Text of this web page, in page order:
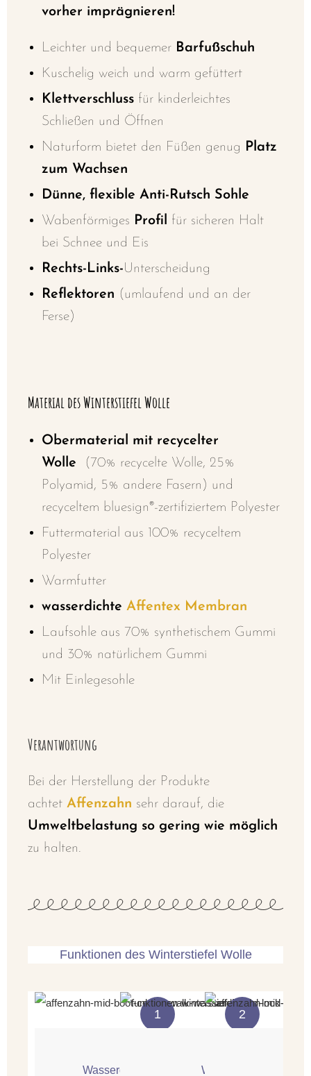
vorher imprägnieren!
Leichter und bequemer Barfußschuh
Kuschelig weich und warm gefüttert
Klettverschluss für kinderleichtes
Schließen und Öffnen
Naturform bietet den Füßen genug Platz
zum Wachsen
Dünne, flexible Anti-Rutsch Sohle
Wabenförmiges Profil für sicheren Halt
bei Schnee und Eis
Rechts-Links-Unterscheidung
Reflektoren (umlaufend und an der
Ferse)
Material des Winterstiefel Wolle
Obermaterial mit recycelter
Wolle
(70% recycelte Wolle, 25%
Polyamid, 5% andere Fasern) und
recyceltem bluesign®-zertifiziertem Polyester
Futtermaterial aus 100% recyceltem
Polyester
Warmfutter
wasserdichte Affentex Membran
Laufsohle aus 70% synthetischem Gummi
und 30% natürlichem Gummi
Mit Einlegesohle
Verantwortung
Bei der Herstellung der Produkte
achtet Affenzahn sehr darauf, die
Umweltbelastung so gering wie möglich
zu halten.
Funktionen des Winterstiefel Wolle
1
Wasserdicht und atmungsaktiv
2
Warm und weich